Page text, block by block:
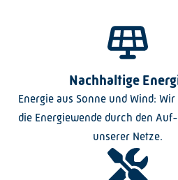
Nachhaltige
Energie aus Sonne und Wind:
die Energiewende durch den
unserer Netze.